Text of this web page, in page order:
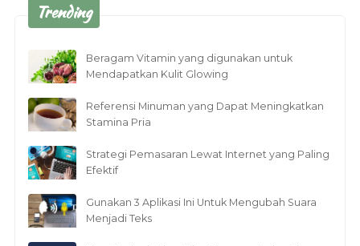
Trending
Beragam Vitamin yang digunakan untuk
Mendapatkan Kulit Glowing
Referensi Minuman yang Dapat Meningkatkan
Stamina Pria
Strategi Pemasaran Lewat Internet yang Paling
Efektif
Gunakan 3 Aplikasi Ini Untuk Mengubah Suara
Menjadi Teks